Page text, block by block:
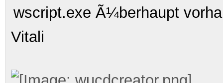
wscript.exe Ã¼berhaupt
Vitali